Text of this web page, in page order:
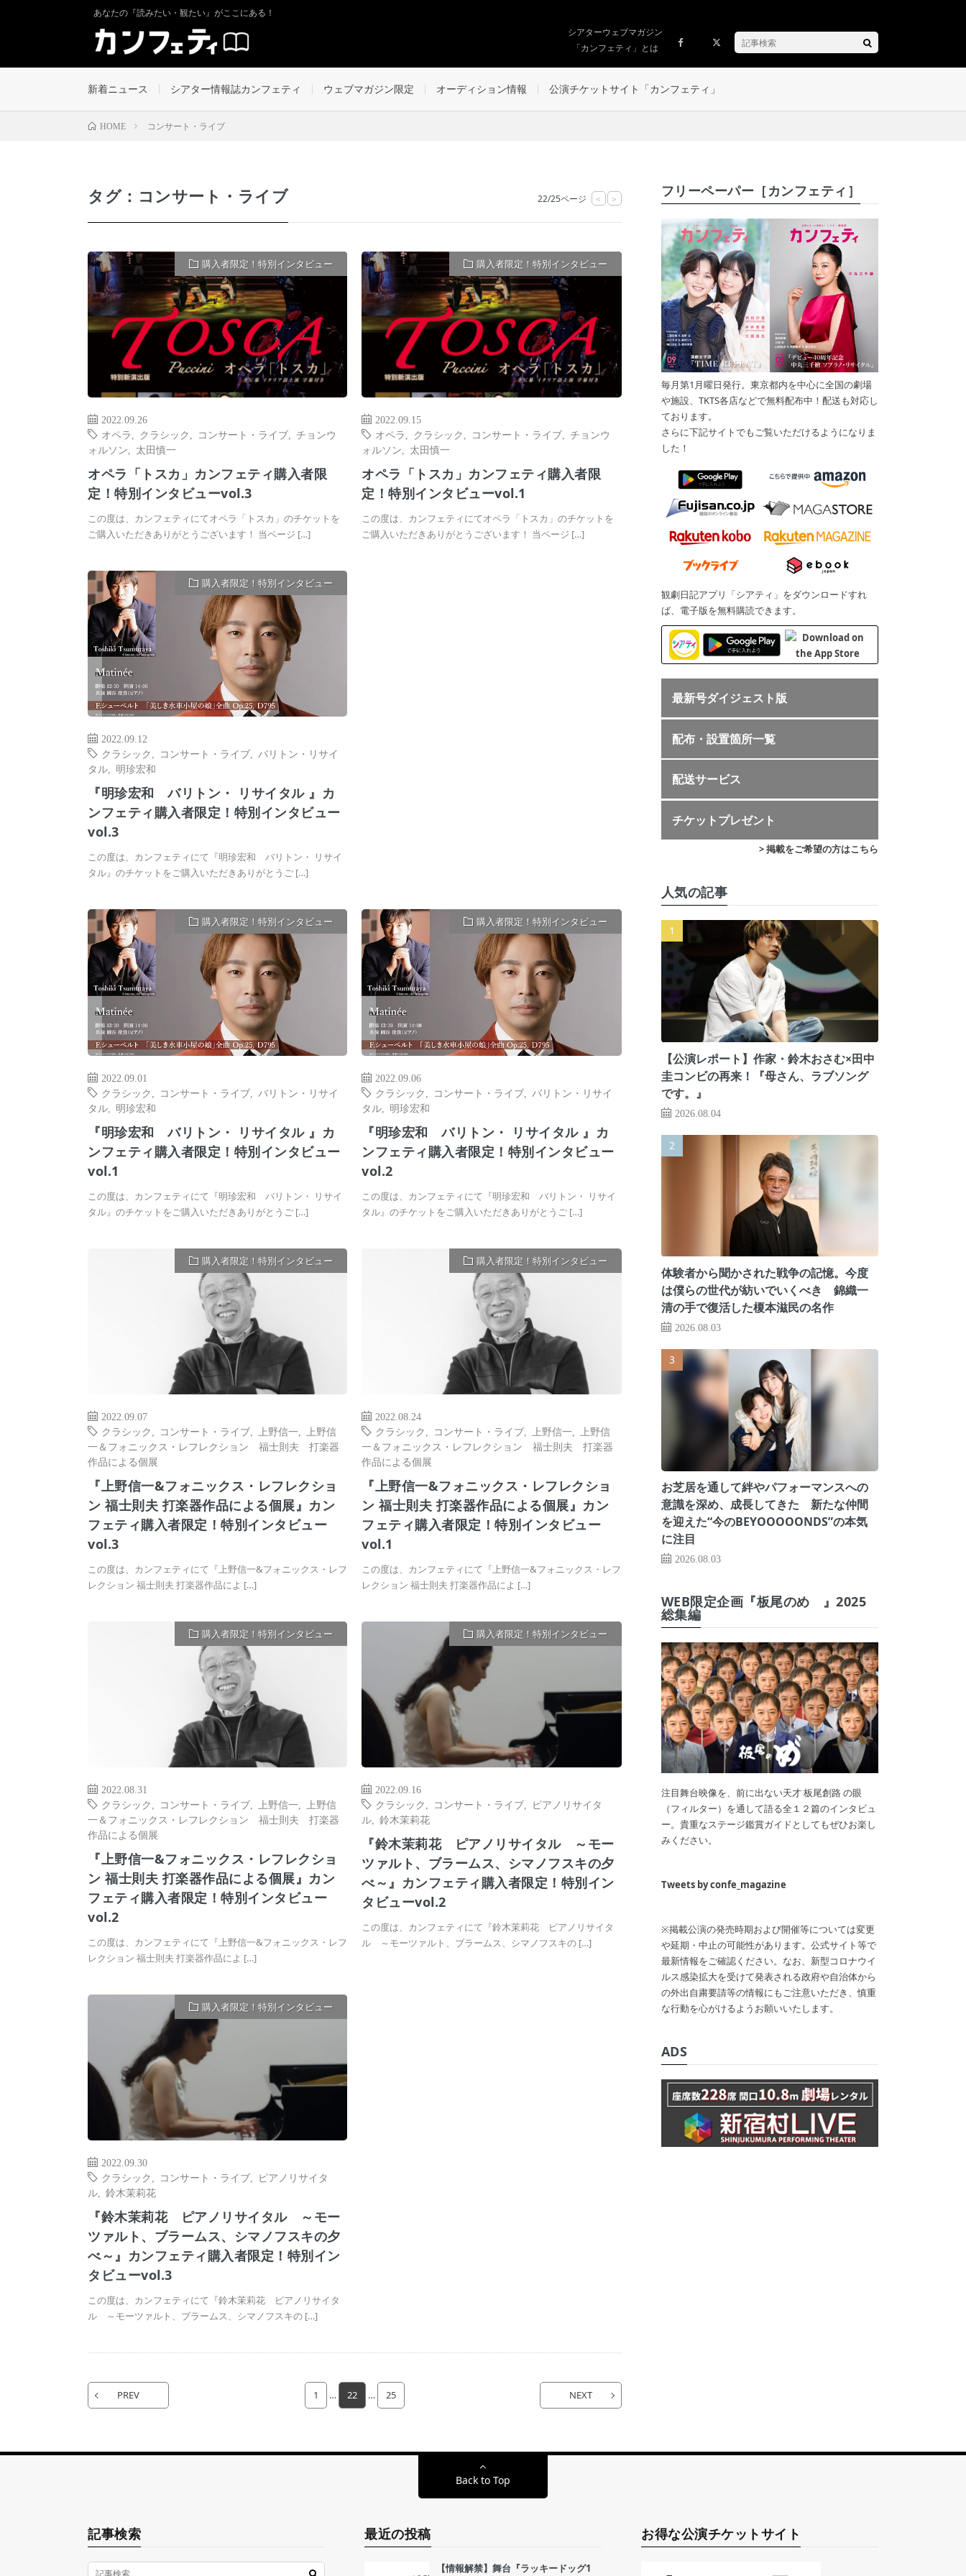
あなたの『読みたい・観たい』がここにある！
シアターウェブマガジン
「カンフェティ」とは
新着ニュース シアター情報誌カンフェティ ウェブマガジン限定 オーディション情報 公演チケットサイト「カンフェティ」
HOME コンサート・ライブ
タグ：コンサート・ライブ 22/25ページ < >
購入者限定！特別インタビュー
2022.09.26
オペラ
クラシック コンサート・ライブ
チョンウ
ォルソン
太田慎一
オペラ「トスカ」カンフェティ購入者限
定！特別インタビューvol.3
この度は、カンフェティにてオペラ「トスカ」のチケットを
ご購入いただきありがとうございます！ 当ページ […]
購入者限定！特別インタビュー
2022.09.15
オペラ
クラシック コンサート・ライブ
チョンウ
ォルソン
太田慎一
オペラ「トスカ」カンフェティ購入者限
定！特別インタビューvol.1
この度は、カンフェティにてオペラ「トスカ」のチケットを
ご購入いただきありがとうございます！ 当ページ […]
購入者限定！特別インタビュー
2022.09.12
クラシック
コンサート・ライブ
バリトン・リサイ
タル
明珍宏和
『明珍宏和 バリトン・ リサイタル 』カ
ンフェティ購入者限定！特別インタビュー
vol.3
この度は、カンフェティにて『明珍宏和 バリトン・ リサイ
タル』のチケットをご購入いただきありがとうご […]
購入者限定！特別インタビュー
2022.09.01
クラシック
コンサート・ライブ
バリトン・リサイ
タル
明珍宏和
『明珍宏和 バリトン・ リサイタル 』カ
ンフェティ購入者限定！特別インタビュー
vol.1
この度は、カンフェティにて『明珍宏和 バリトン・ リサイ
タル』のチケットをご購入いただきありがとうご […]
購入者限定！特別インタビュー
2022.09.06
クラシック
コンサート・ライブ
バリトン・リサイ
タル
明珍宏和
『明珍宏和 バリトン・ リサイタル 』カ
ンフェティ購入者限定！特別インタビュー
vol.2
この度は、カンフェティにて『明珍宏和 バリトン・ リサイ
タル』のチケットをご購入いただきありがとうご […]
購入者限定！特別インタビュー
2022.09.07
クラシック
コンサート・ライブ 上野信一
上野信
一＆フォニックス・レフレクション 福士則夫 打楽器
作品による個展
『上野信一&フォニックス・レフレクショ
ン 福士則夫 打楽器作品による個展』カン
フェティ購入者限定！特別インタビュー
vol.3
この度は、カンフェティにて『上野信一&フォニックス・レフ
レクション 福士則夫 打楽器作品によ […]
購入者限定！特別インタビュー
2022.08.24
クラシック
コンサート・ライブ 上野信一
上野信
一＆フォニックス・レフレクション 福士則夫 打楽器
作品による個展
『上野信一&フォニックス・レフレクショ
ン 福士則夫 打楽器作品による個展』カン
フェティ購入者限定！特別インタビュー
vol.1
この度は、カンフェティにて『上野信一&フォニックス・レフ
レクション 福士則夫 打楽器作品によ […]
購入者限定！特別インタビュー
2022.08.31
クラシック
コンサート・ライブ 上野信一
上野信
一＆フォニックス・レフレクション 福士則夫 打楽器
作品による個展
『上野信一&フォニックス・レフレクショ
ン 福士則夫 打楽器作品による個展』カン
フェティ購入者限定！特別インタビュー
vol.2
この度は、カンフェティにて『上野信一&フォニックス・レフ
レクション 福士則夫 打楽器作品によ […]
購入者限定！特別インタビュー
2022.09.16
クラシック
コンサート・ライブ
ピアノリサイタ
ル ,鈴木茉莉花
『鈴木茉莉花 ピアノリサイタル ～モー
ツァルト、ブラームス、シマノフスキの夕
べ～』カンフェティ購入者限定！特別イン
タビューvol.2
この度は、カンフェティにて『鈴木茉莉花 ピアノリサイタ
ル ～モーツァルト、ブラームス、シマノフスキの […]
購入者限定！特別インタビュー
2022.09.30
クラシック
コンサート・ライブ
ピアノリサイタ
ル
鈴木茉莉花
『鈴木茉莉花 ピアノリサイタル ～モー
ツァルト、ブラームス、シマノフスキの夕
べ～』カンフェティ購入者限定！特別イン
タビューvol.3
この度は、カンフェティにて『鈴木茉莉花 ピアノリサイタ
ル ～モーツァルト、ブラームス、シマノフスキの […]
PREV 1 … 22 … 25 NEXT
フリーペーパー［カンフェティ］
毎月第1月曜日発行。東京都内を中心に全国の劇場
や施設、TKTS各店などで無料配布中！配送も対応し
ております。
さらに下記サイトでもご覧いただけるようになりま
した！
観劇日記アプリ「シアティ」をダウンロードすれ
ば、電子版を無料購読できます。
最新号ダイジェスト版
配布・設置箇所一覧
配送サービス
チケットプレゼント
> 掲載をご希望の方はこちら
人気の記事
【公演レポート】作家・鈴木おさむ×田中
圭コンビの再来！『母さん、ラブソング
です。』
2026.08.04
体験者から聞かされた戦争の記憶。今度
は僕らの世代が紡いでいくべき 錦織一
清の手で復活した榎本滋民の名作
2026.08.03
お芝居を通して絆やパフォーマンスへの
意識を深め、成長してきた 新たな仲間
を迎えた“今のBEYOOOOONDS”の本気
に注目
2026.08.03
WEB限定企画『板尾のめ゙』2025
総集編
注目舞台映像を、前に出ない天才 板尾創路 の眼
（フィルター）を通して語る全１２篇のインタビュ
ー。貴重なステージ鑑賞ガイドとしてもぜひお楽し
みください。
Tweets by confe_magazine
※掲載公演の発売時期および開催等については変更
や延期・中止の可能性があります。公式サイト等で
最新情報をご確認ください。なお、新型コロナウイ
ルス感染拡大を受けて発表される政府や自治体から
の外出自粛要請等の情報にもご注意いただき、慎重
な行動を心がけるようお願いいたします。
ADS
Back to Top
記事検索 最近の投稿
【情報解禁】舞台『ラッキードッグ1
お得な公演チケットサイト